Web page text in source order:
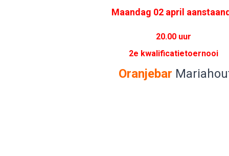
Maandag 02 april
20.00 uur
2e kwalificatietoernooi
Oranjebar